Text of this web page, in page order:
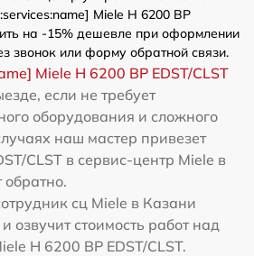
Miele H 6200 BP
на -15% дешевле при оформлении
звонок или форму обратной связи.
Miele H 6200 BP EDST/CLST
если не требует
оборудования и сложного
наш мастер привезет
CLST в сервис-центр Miele в
обратно.
сц Miele в Казани
озвучит стоимость работ над
H 6200 BP EDST/CLST.